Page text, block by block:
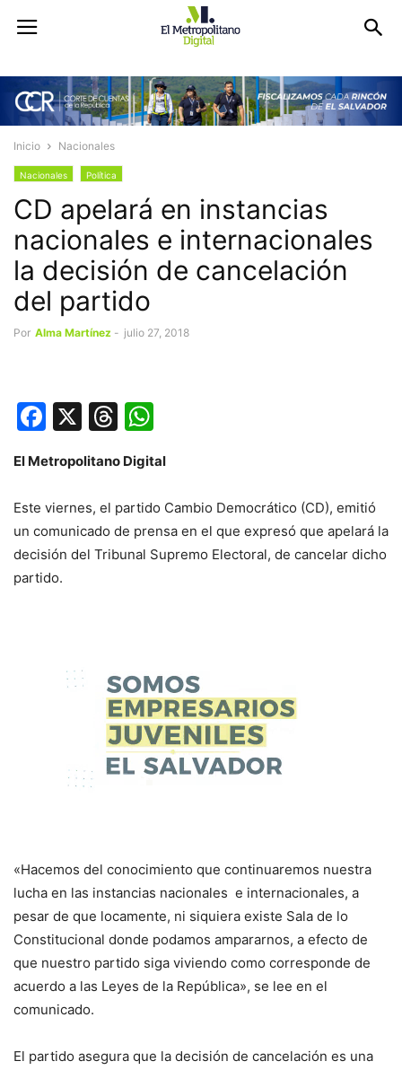
Inicio Nacionales
Nacionales Política
CD apelará en instancias
nacionales e internacionales
la decisión de cancelación
del partido
Por Alma Martínez - julio 27, 2018
Facebook
X Threads
El Metropolitano Digital
Este viernes, el partido Cambio Democrático (CD), emitió
un comunicado de prensa en el que expresó que apelará la
decisión del Tribunal Supremo Electoral, de cancelar dicho
partido.
«Hacemos del conocimiento que continuaremos nuestra
lucha en las instancias nacionales e internacionales, a
pesar de que locamente, ni siquiera existe Sala de lo
Constitucional donde podamos ampararnos, a efecto de
que nuestro partido siga viviendo como corresponde de
acuerdo a las Leyes de la República», se lee en el
comunicado.
El partido asegura que la decisión de cancelación es una